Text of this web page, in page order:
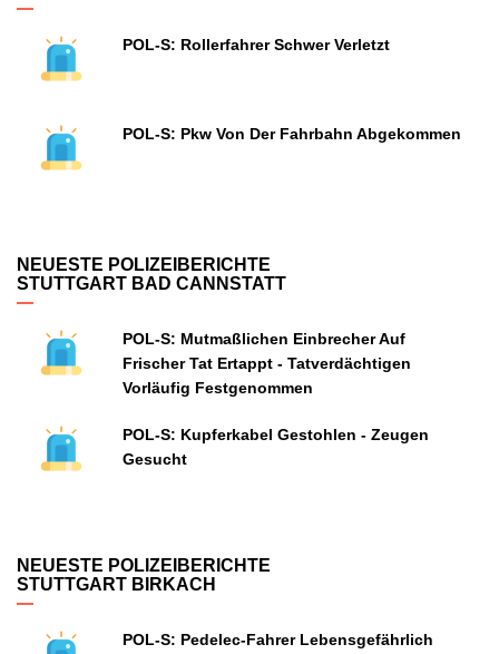
POL-S: Rollerfahrer Schwer Verletzt
POL-S: Pkw Von Der Fahrbahn Abgekommen
NEUESTE POLIZEIBERICHTE
STUTTGART BAD CANNSTATT
POL-S: Mutmaßlichen Einbrecher Auf
Frischer Tat Ertappt - Tatverdächtigen
Vorläufig Festgenommen
POL-S: Kupferkabel Gestohlen - Zeugen
Gesucht
NEUESTE POLIZEIBERICHTE
STUTTGART BIRKACH
POL-S: Pedelec-Fahrer Lebensgefährlich